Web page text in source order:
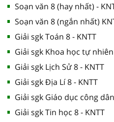
Soạn văn 8 (hay nhất) -
Soạn văn 8 (ngắn nhất)
Giải sgk Toán 8 - KNTT
Giải sgk Khoa học tự nhiên
Giải sgk Lịch Sử 8 - KNTT
Giải sgk Địa Lí 8 - KNTT
Giải sgk Giáo dục công
Giải sgk Tin học 8 - KNTT